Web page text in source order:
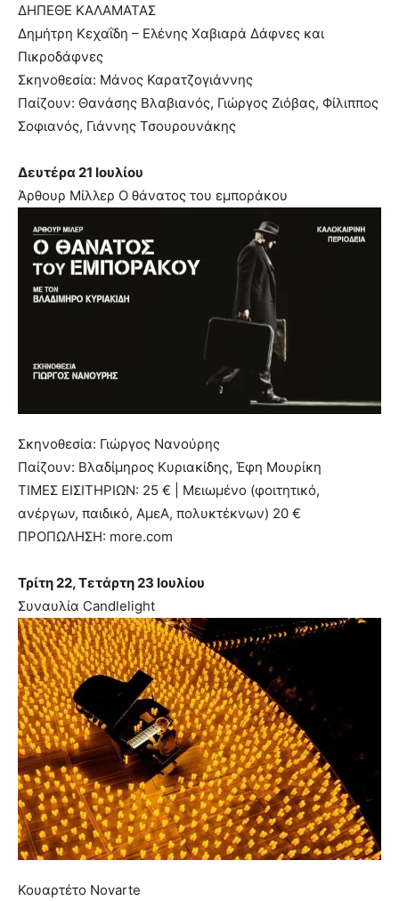
ΔΗΠΕΘΕ ΚΑΛΑΜΑΤΑΣ
Δημήτρη Κεχαΐδη – Ελένης Χαβιαρά Δάφνες και
Πικροδάφνες
Σκηνοθεσία: Μάνος Καρατζογιάννης
Παίζουν: Θανάσης Βλαβιανός, Γιώργος Ζιόβας, Φίλιππος
Σοφιανός, Γιάννης Τσουρουνάκης
Δευτέρα 21 Ιουλίου
Άρθουρ Μίλλερ Ο θάνατος του εμποράκου
Σκηνοθεσία: Γιώργος Νανούρης
Παίζουν: Βλαδίμηρος Κυριακίδης, Έφη Μουρίκη
ΤΙΜΕΣ ΕΙΣΙΤΗΡΙΩΝ: 25 € | Μειωμένο (φοιτητικό,
ανέργων, παιδικό, ΑμεΑ, πολυκτέκνων) 20 €
ΠΡΟΠΩΛΗΣΗ: more.com
Τρίτη 22, Τετάρτη 23 Ιουλίου
Συναυλία Candlelight
Κουαρτέτο Novarte